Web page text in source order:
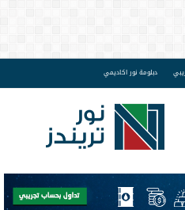
دبلومة نور اكاديمي